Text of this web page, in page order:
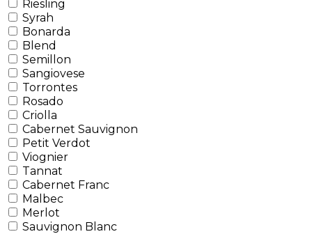
Riesling
Syrah
Bonarda
Blend
Semillon
Sangiovese
Torrontes
Rosado
Criolla
Cabernet Sauvignon
Petit Verdot
Viognier
Tannat
Cabernet Franc
Malbec
Merlot
Sauvignon Blanc